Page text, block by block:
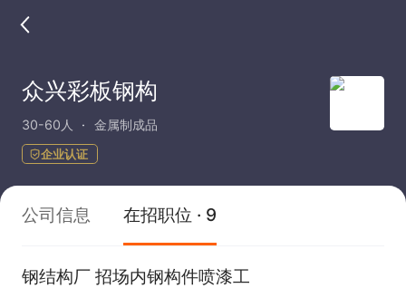
众兴彩板钢构
30-60人 金属制成品
企业认证
公司信息 在招职位 · 9
钢结构厂 招场内钢构件喷漆工